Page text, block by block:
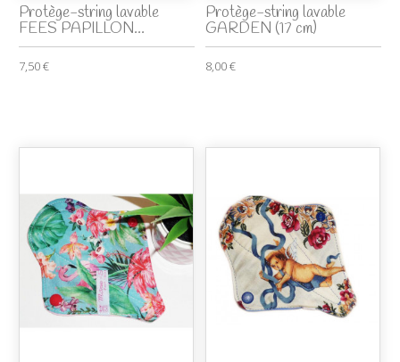
Protège-string lavable
FEES PAPILLON...
7,50 €
Protège-string lavable
GARDEN (17 cm)
8,00 €